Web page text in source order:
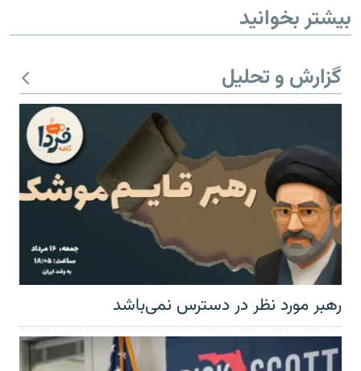
بیشتر بخوانید
گزارش و تحلیل
رهبر مورد نظر در دسترس نمی‌باشد